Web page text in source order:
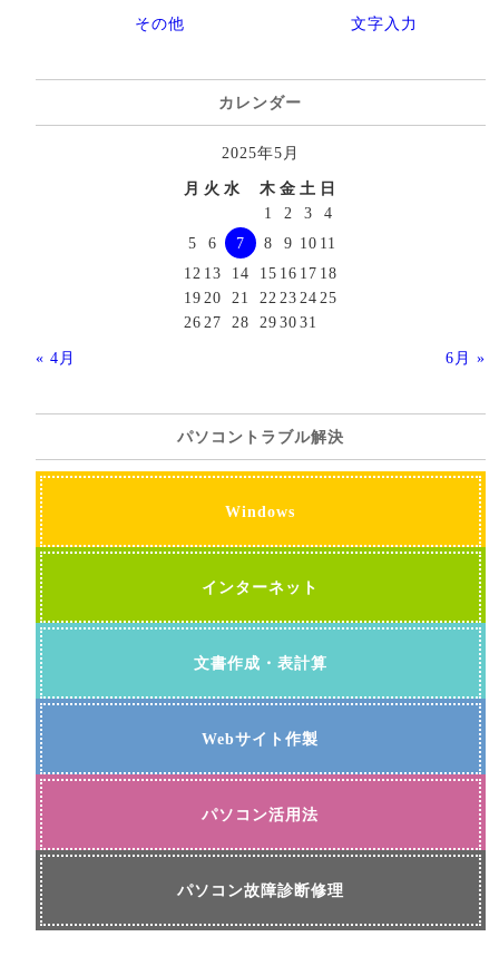
その他
文字入力
カレンダー
2025年5月
月 火 水 木金 土 日
1
2 3
4
5
6 7 8 9 10 11
12 13 14 15 16 17 18
19 20 21 22 23 24 25
26 27 28 293031
« 4月
6月 »
パソコントラブル解決
Windows
インターネット
文書作成・表計算
Webサイト作製
パソコン活用法
パソコン故障診断修理